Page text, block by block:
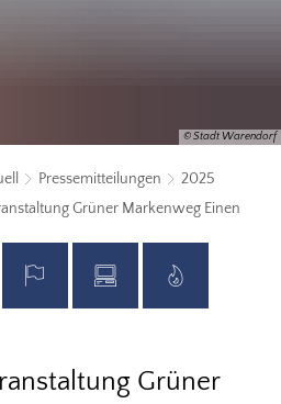
© Stadt Warendorf
Pressemitteilungen
2025
Grüner Markenweg Einen
Grüner